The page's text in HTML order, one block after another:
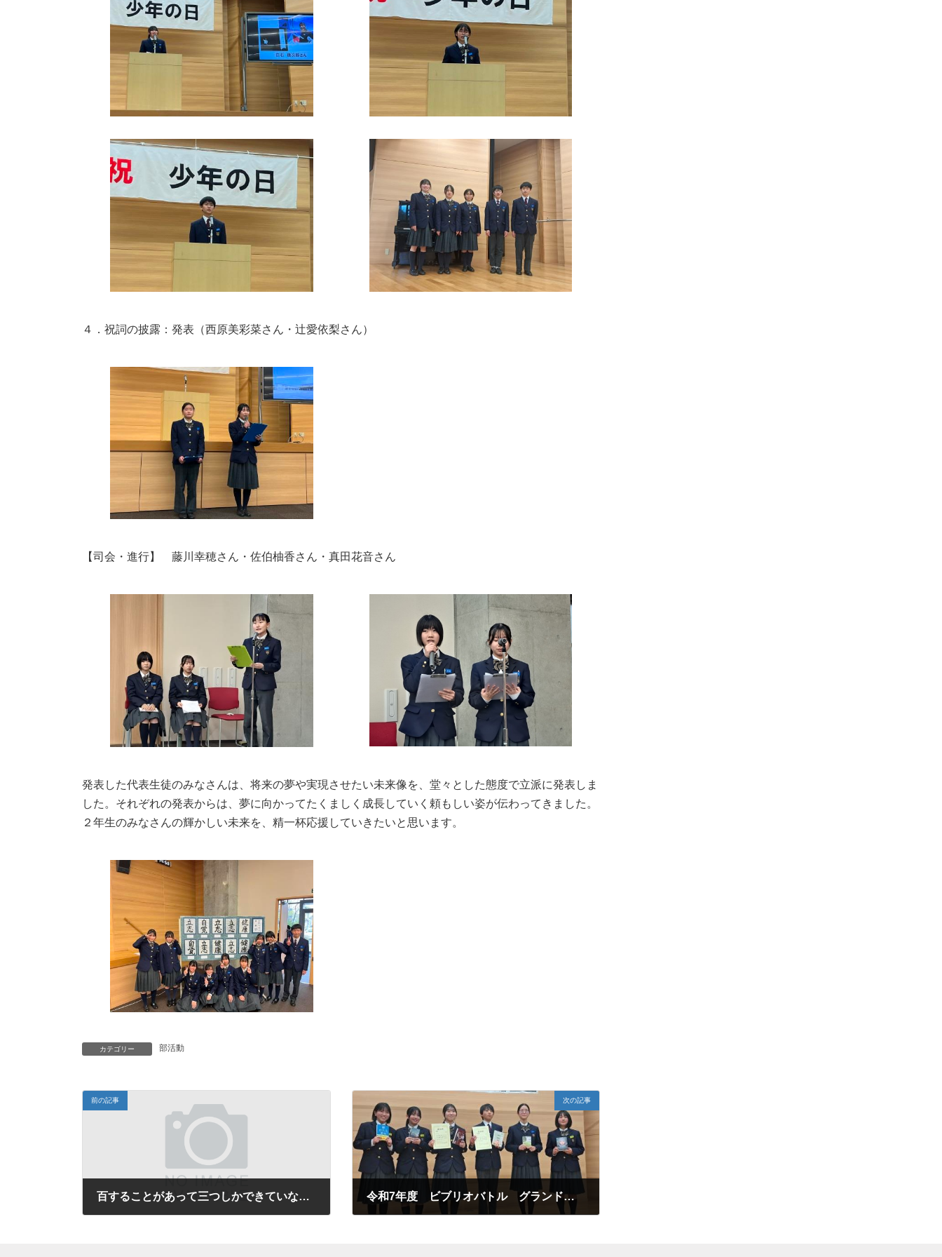
４．祝詞の披露：発表（西原美彩菜さん・辻愛依梨さん）
【司会・進行】 藤川幸穂さん・佐伯柚香さん・真田花音さん
発表した代表生徒のみなさんは、将来の夢や実現させたい未来像を、堂々とした態度で立派に発表しま
した。それぞれの発表からは、夢に向かってたくましく成長していく頼もしい姿が伝わってきました。
２年生のみなさんの輝かしい未来を、精一杯応援していきたいと思います。
カテゴリー 部活動
前の記事
百することがあって三つしかできていない時（再）
次の記事
令和7年度 ビブリオバトル グランドチャンピオン大会